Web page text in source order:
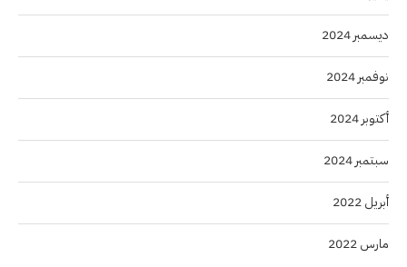
ديسمبر 2024
نوفمبر 2024
أكتوبر 2024
سبتمبر 2024
أبريل 2022
مارس 2022